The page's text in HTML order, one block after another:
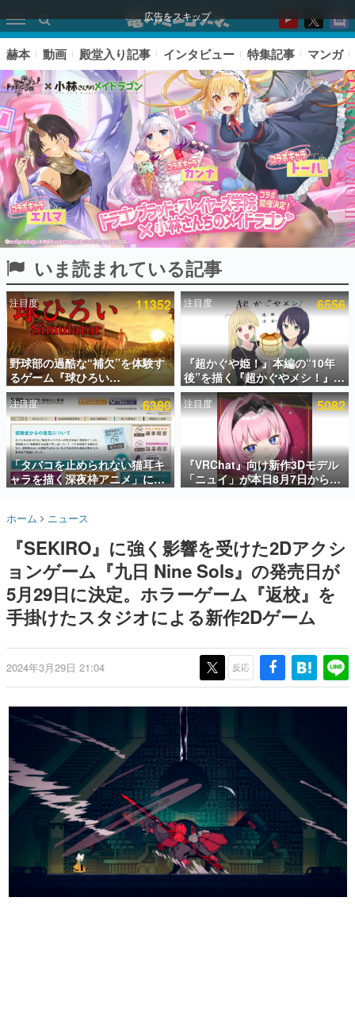
広告をスキップ
ピックアップ
電ファミのいま読まれている記事ランキング
アプリセール情報
インタビュー
連載・特集一覧
殿堂入り記事
SNS拡散数が数千以上！ ページビュー数万以上！ などな
ど。多くの人々に読まれた、電ファミ渾身の“殿堂入り”記
事をまとめました。
名作ゲームクリエイターの方々に製作時のエピソードをお
きます。
赫本
この物語を解いてはいけない。『赫本』は、〈試験問題〉
の形をした短編ホラー小説集です。
これからのデジタルゲーム市場を担う若きクリエイター達
の姿を追い、彼らのルーツと情熱を探っていきます。
ゲームに多大な影響を受けた作家さんに取材し、ゲームが
日本のコンテンツ産業やカルチャーに与えた影響を探る企
画です。
日本モバイルゲーム産業史
日本のモバイルゲーム史における主要なトピック・タイト
ルを網羅するほか、開発者へのインタビューや識者による
解説を掲載。約20年の歴史が一望できる決定版！
若ゲのいたり〜ゲームクリエイターの青春〜
『うつヌケ』『ペンと箸』等で知られるマンガ家・田中圭
一先生によるゲーム業界レポートマンガです。
赫本 動画 殿堂入り記事 インタビュー 特集記事 マンガ
いま読まれている記事
注目度 11352
野球部の過酷な“補欠”を体験す
るゲーム『球ひろい
Simulator』が「1件」のウィッ
シュリストをもとにチェコ語に
対応しSNSで話題に。『キング
ダム・カム』開発元やチェコの
プロ野球選手から称賛の声
注目度 6556
『超かぐや姫！』本編の“10年
後”を描く『超かぐやメシ！』
Web連載決定。新たなWebマン
ガレーベル「ビビビコミック」
にて特別話が掲載スタート、あ
のお話には…まだ続きがある！
注目度 6380
「タバコを止められない猫耳キ
ャラを描く深夜枠アニメ」に視
聴者の一部から批判意見。違法
て、BPOが議論を交わす
注目度 5082
『VRChat』向け新作3Dモデル
「ニュイ」が本日8月7日から
BOOTHにて発売。瞳に光る星
ホーム ニュース
『SEKIRO』に強く影響を受けた2Dアクシ
ョンゲーム『九日 Nine Sols』の発売日が
5月29日に決定。ホラーゲーム『返校』を
手掛けたスタジオによる新作2Dゲーム
2024年3月29日 21:04 反応